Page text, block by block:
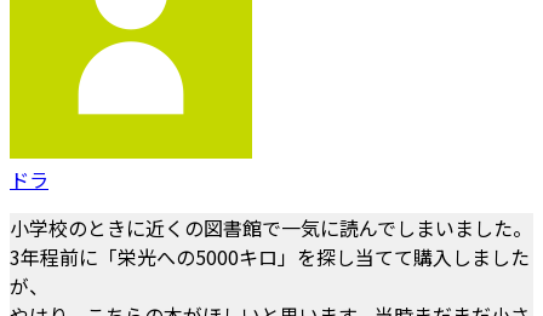
ドラ
小学校のときに近くの図書館で一気に読んでしまいました。
3年程前に「栄光への5000キロ」を探し当てて購入しました
が、